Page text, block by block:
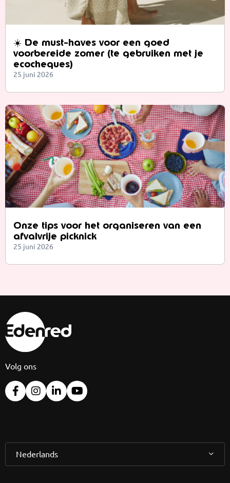
☀️ De must-haves voor een goed
voorbereide zomer (te gebruiken met je
ecocheques)
25 juni 2026
Onze tips voor het organiseren van een
afvalvrije picknick
25 juni 2026
Volg ons
Nederlands